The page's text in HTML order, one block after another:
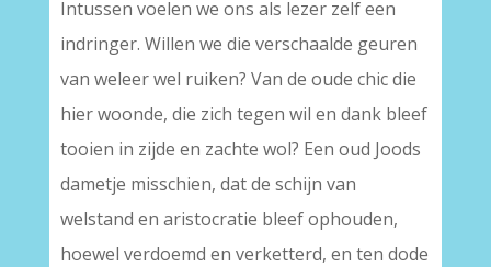
Intussen voelen we ons als lezer zelf een
indringer. Willen we die verschaalde geuren
van weleer wel ruiken? Van de oude chic die
hier woonde, die zich tegen wil en dank bleef
tooien in zijde en zachte wol? Een oud Joods
dametje misschien, dat de schijn van
welstand en aristocratie bleef ophouden,
hoewel verdoemd en verketterd, en ten dode